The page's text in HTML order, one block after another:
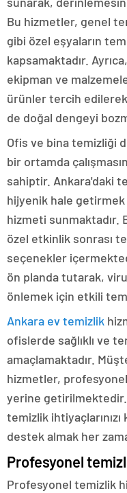
Bu hizmetler, genel
gibi özel eşyaların
kapsamaktadır.
ekipman ve
ürünler tercih edilerek,
de doğal dengeyi
Ofis ve bina temizliği
bir ortamda
sahiptir. Ankara'daki
hijyenik hale
hizmeti sunmaktadır.
özel etkinlik sonrası
seçenekler
ön planda tutarak,
önlemek için etkili
Ankara ev temizlik
ofislerde sağlıklı ve
amaçlamaktadır.
hizmetler,
yerine
temizlik
destek almak her
Profesyonel
Profesyonel temizlik